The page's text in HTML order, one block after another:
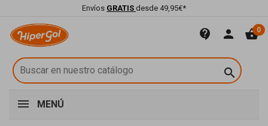
Envíos GRATIS desde 49,95€*
contact_support person shopping_basket0

MENÚ